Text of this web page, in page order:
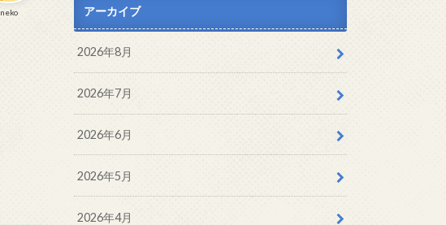
neko アーカイブ
2026年8月
2026年7月
2026年6月
2026年5月
2026年4月